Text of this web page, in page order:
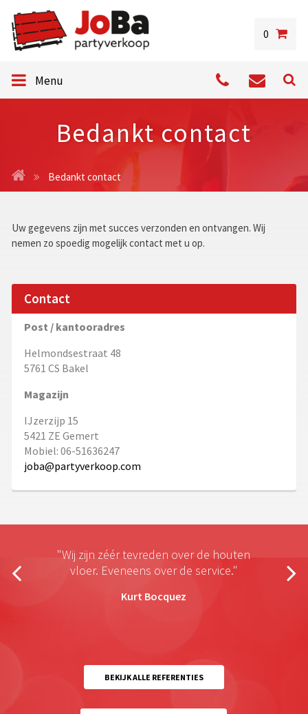
0
Menu
Bedankt contact
Bedankt contact
Uw gegevens zijn met succes verzonden en ontvangen. Wij
nemen zo spoedig mogelijk contact met u op.
Contact
Post / kantooradres
Helmondsestraat 48
5761 CS Bakel
Magazijn
IJzerzijp 15
5421 ZE Gemert
Mobiel: 06-51636247
joba@partyverkoop.com
"Wij zijn zéér tevreden over de houten
vloer. Eveneens over de service."
Kurt Bocquez
BEKIJK ALLE REFERENTIES